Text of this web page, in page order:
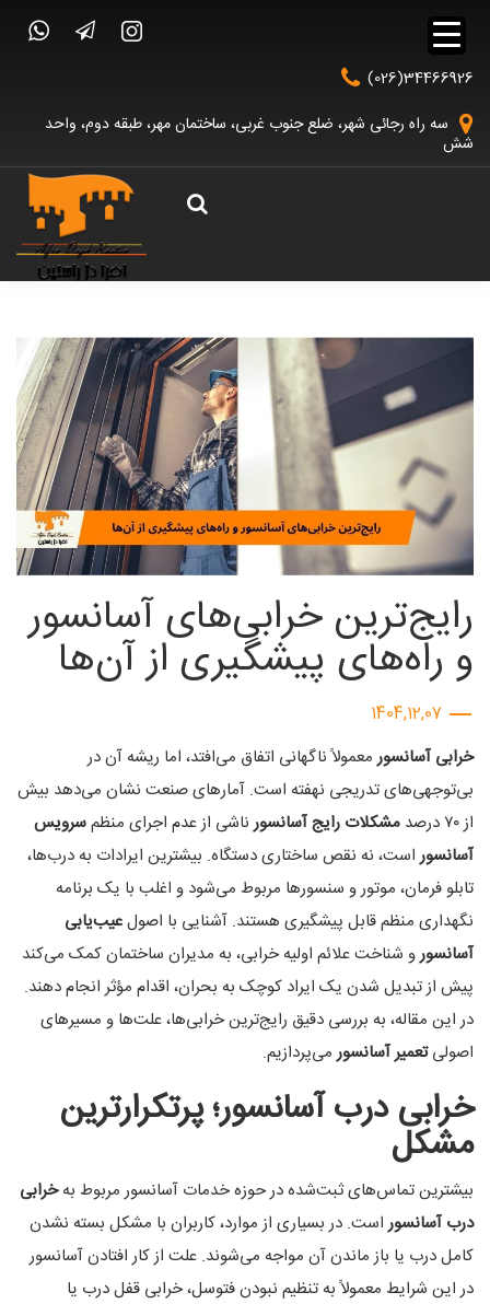
(026)34466926
سه راه رجائی شهر، ضلع جنوب غربی، ساختمان مهر، طبقه دوم، واحد
شش
رایج‌ترین خرابی‌های آسانسور
و راه‌های پیشگیری از آن‌ها
1404,12,07
خرابی آسانسورمعمولاً ناگهانی اتفاق می‌افتد، اما ریشه آن در
بی‌توجهی‌های تدریجی نهفته است. آمارهای صنعت نشان می‌دهد بیش
از ۷۰ درصد
مشکلات رایج آسانسورناشی از عدم اجرای منظمسرویس
آسانسوراست، نه نقص ساختاری دستگاه. بیشترین ایرادات به درب‌ها،
تابلو فرمان، موتور و سنسورها مربوط می‌شود و اغلب با یک برنامه
نگهداری منظم قابل پیشگیری هستند. آشنایی با اصولعیب‌یابی
آسانسورو شناخت علائم اولیه خرابی، به مدیران ساختمان کمک می‌کند
پیش از تبدیل شدن یک ایراد کوچک به بحران، اقدام مؤثر انجام دهند.
در این مقاله، به بررسی دقیق رایج‌ترین خرابی‌ها، علت‌ها و مسیرهای
اصولیتعمیر آسانسورمی‌پردازیم.
خرابی درب آسانسور؛ پرتکرارترین
مشکل
بیشترین تماس‌های ثبت‌شده در حوزه خدمات آسانسور مربوط بهخرابی
درب آسانسوراست. در بسیاری از موارد، کاربران با مشکل بسته نشدن
کامل درب یا باز ماندن آن مواجه می‌شوند. علت از کار افتادن آسانسور
در این شرایط معمولاً به تنظیم نبودن فتوسل، خرابی قفل درب یا